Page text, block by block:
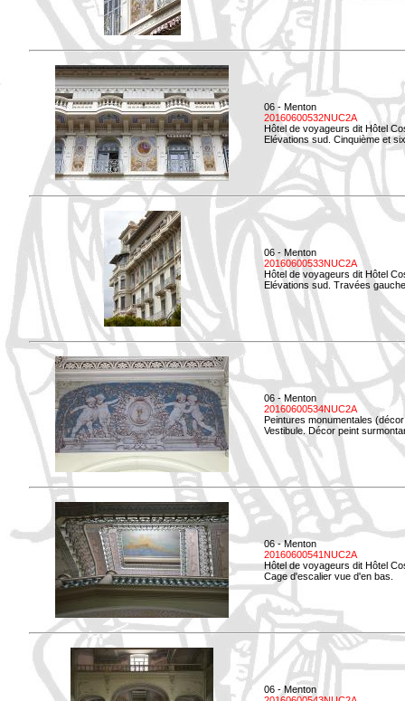
06 - Menton
20160600532NUC2A
Hôtel de voyageurs dit Hôtel
Elévations sud. Cinquième et
06 - Menton
20160600533NUC2A
Hôtel de voyageurs dit Hôtel
Elévations sud. Travées
06 - Menton
20160600534NUC2A
Peintures monumentales
Vestibule. Décor peint
06 - Menton
20160600541NUC2A
Hôtel de voyageurs dit Hôtel
Cage d'escalier vue d'en bas.
06 - Menton